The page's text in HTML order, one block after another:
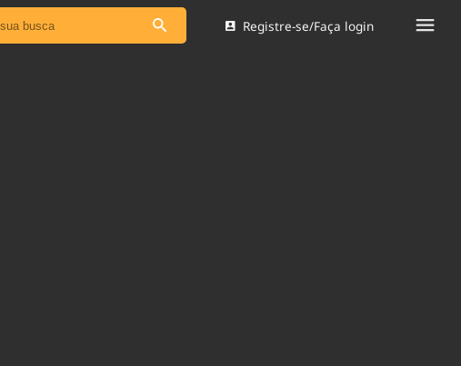
Ver todas as notícias
Registre-se/Faça login